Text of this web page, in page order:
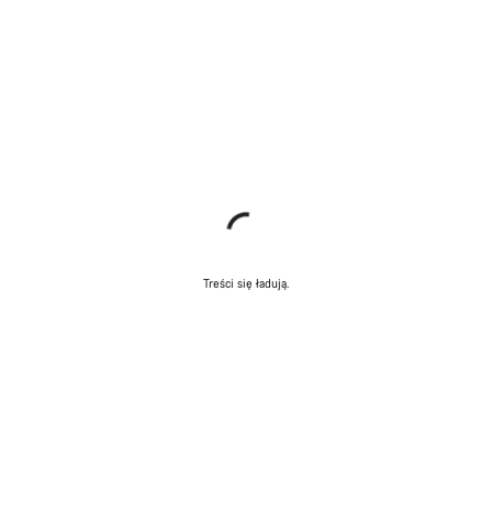
Treści się ładują.